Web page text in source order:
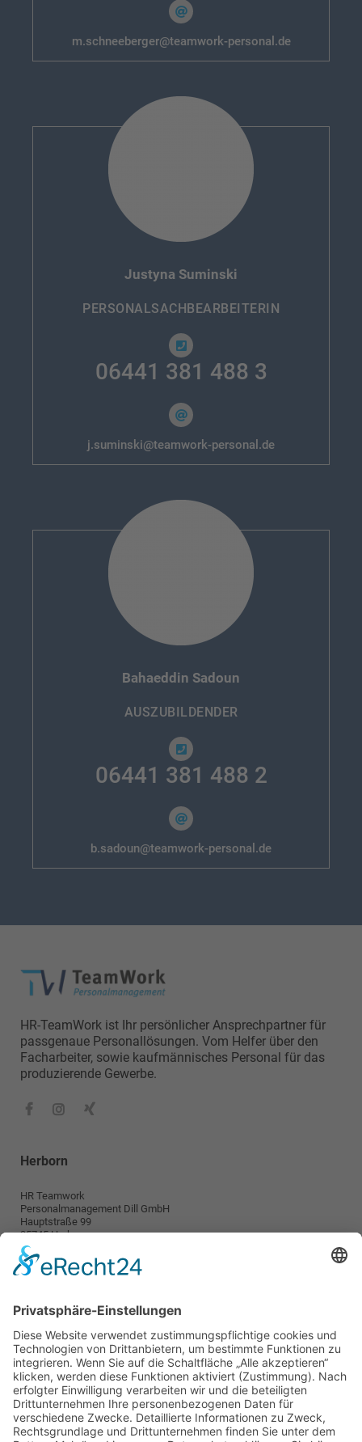
m.schneeberger@teamwork-personal.de
Justyna Suminski
PERSONAL­SACHBEARBEITERIN
06441 381 488 3
j.suminski@teamwork-personal.de
Bahaeddin Sadoun
AUSZUBILDENDER
06441 381 488 2
b.sadoun@teamwork-personal.de
HR-TeamWork ist Ihr persönlicher Ansprechpartner für
passgenaue Personallösungen. Vom Helfer über den
Facharbeiter, sowie kaufmännisches Personal für das
produzierende Gewerbe.
Herborn
HR Teamwork
Personalmanagement Dill GmbH
Hauptstraße 99
35745 Herborn
info@teamwork-personal.de
Wetzlar
HR TeamWork
Personalmanagement Dill GmbH
Karl-Kellner-Ring 38-46
35576 Wetzlar
wetzlar@teamwork-personal.de